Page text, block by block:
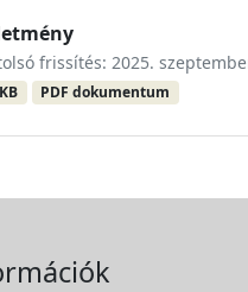
frissítés: 2025.
PDF dokumentum